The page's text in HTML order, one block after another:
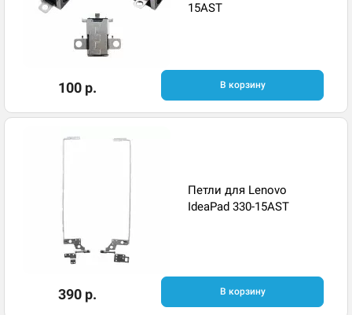
15AST
100 р. В корзину
Петли для Lenovo
IdeaPad 330-15AST
390 р. В корзину